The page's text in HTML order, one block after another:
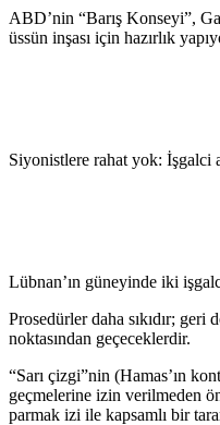
ABD’nin “Barış Konseyi”,
üssün inşası için hazırlık
Siyonistlere rahat yok: İşgalci
Lübnan’ın güneyinde iki
Prosedürler daha sıkıdır;
noktasından geçeceklerdir.
“Sarı çizgi”nin (Hamas’ın
geçmelerine izin verilmeden
parmak izi ile kapsamlı bir